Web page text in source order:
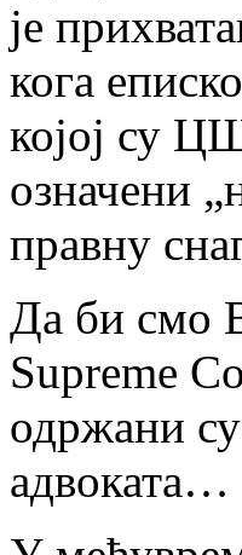
је
кога
којој су
означени
правну
Да би смо
Supreme
одржани
адвоката…